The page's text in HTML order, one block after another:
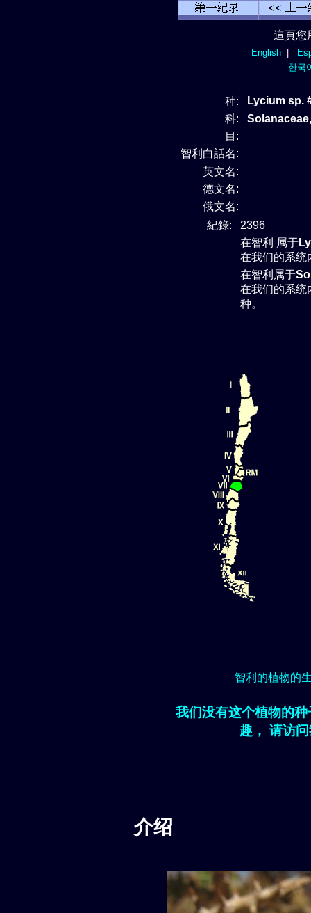
這頁您
English|
한국
种:
Lycium sp.
科:
目:
智利白話名:
英文名:
德文名:
俄文名:
紀錄:
2396
在智利 属于
在我们的系统
在智利属于
在我们的系统
种。
智利的植物的
我们没有这个植物的
趣， 请访
介绍